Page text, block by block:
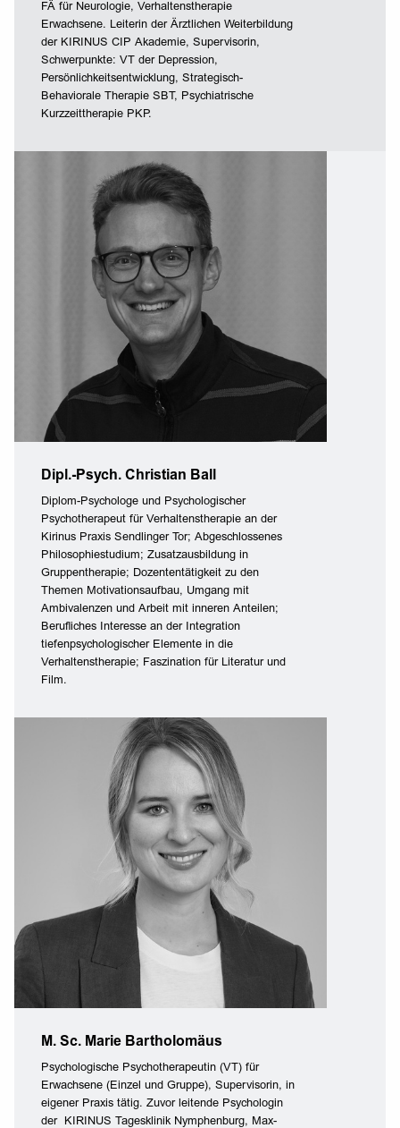
FÄ für Neurologie, Verhaltenstherapie
Erwachsene. Leiterin der Ärztlichen Weiterbildung
der KIRINUS CIP Akademie, Supervisorin,
Schwerpunkte: VT der Depression,
Persönlichkeitsentwicklung, Strategisch-
Behaviorale Therapie SBT, Psychiatrische
Kurzzeittherapie PKP.
Dipl.-Psych. Christian Ball
Diplom-Psychologe und Psychologischer
Psychotherapeut für Verhaltenstherapie an der
Kirinus Praxis Sendlinger Tor; Abgeschlossenes
Philosophiestudium; Zusatzausbildung in
Gruppentherapie; Dozententätigkeit zu den
Themen Motivationsaufbau, Umgang mit
Ambivalenzen und Arbeit mit inneren Anteilen;
Berufliches Interesse an der Integration
tiefenpsychologischer Elemente in die
Verhaltenstherapie; Faszination für Literatur und
Film.
M. Sc. Marie Bartholomäus
Psychologische Psychotherapeutin (VT) für
Erwachsene (Einzel und Gruppe), Supervisorin, in
eigener Praxis tätig. Zuvor leitende Psychologin
der KIRINUS Tagesklinik Nymphenburg, Max-